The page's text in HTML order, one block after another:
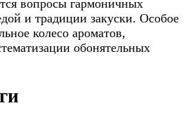
вопросы гармоничных
и традиции закуски. Особое
колесо ароматов,
обонятельных